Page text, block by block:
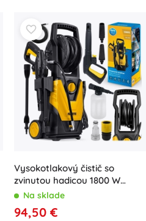
Vysokotlakový čistič so
zvinutou hadicou 1800 W
Humberg HM-300, 230 barov
Na sklade
94,50 €